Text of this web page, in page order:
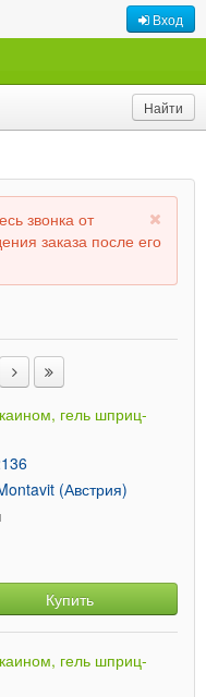
Вход
звонка от
заказа после его
гель шприц-
(Австрия)
Купить
гель шприц-